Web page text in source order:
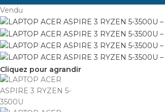
Vendu
Cliquez pour agrandir